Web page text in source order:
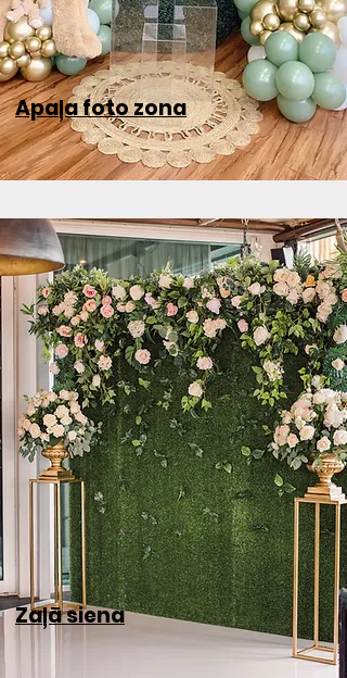
Apaļafoto zona
Zaļā siena